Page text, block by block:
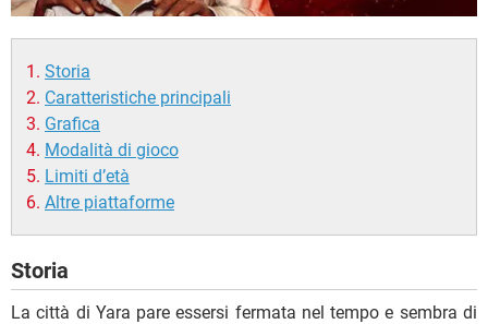
Storia
Caratteristiche principali
Grafica
Modalità di gioco
Limiti d’età
Altre piattaforme
Storia
La città di Yara pare essersi fermata nel tempo e sembra di